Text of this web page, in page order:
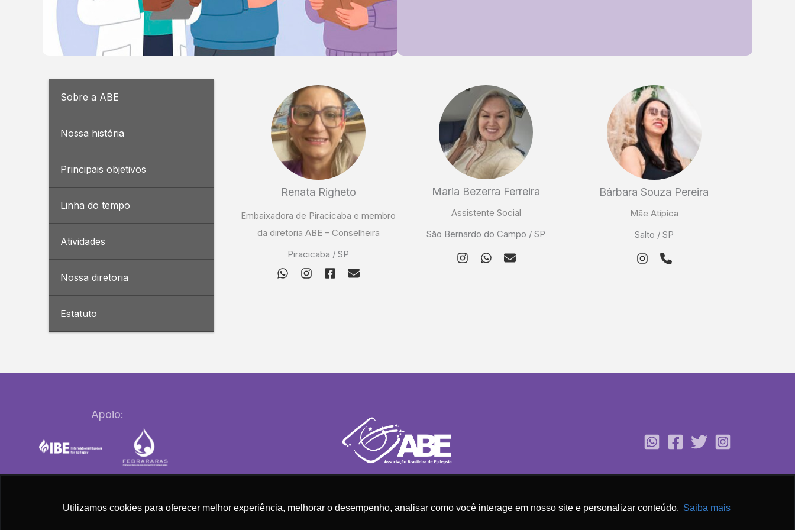
Utilizamos cookies para oferecer melhor experiência, melhorar o desempenho, analisar como você interage em nosso site e personalizar conteúdo. Saiba mais
Sobre a ABE
Nossa história
Principais objetivos
Linha do tempo
Atividades
Nossa diretoria
Estatuto
Renata Righeto
Embaixadora de Piracicaba e membro
da diretoria ABE – Conselheira
Piracicaba / SP
Maria Bezerra Ferreira
Assistente Social
São Bernardo do Campo / SP
Bárbara Souza Pereira
Mãe Atípica
Salto / SP
Apoio: